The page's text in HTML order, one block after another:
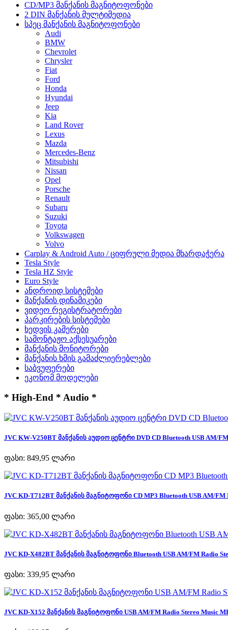
CD/MP3 მანქანის მაგნიტოფონები
2 DIN მანქანის მულტიმედია
სპეც მანქანის მაგნიტოფონები
Audi
BMW
Chevrolet
Chrysler
Fiat
Ford
Honda
Hyundai
Jeep
Kia
Land Rover
Lexus
Mazda
Mercedes-Benz
Mitsubishi
Nissan
Opel
Porsche
Renault
Subaru
Suzuki
Toyota
Volkswagen
Volvo
Carplay & Android Auto / ციფრული მედია მხარდაჭერა
Tesla Style
Tesla HZ Style
Euro Style
ანდროიდ სისტემები
მანქანის დინამიკები
ვიდეო რეგისტრატორები
პარკირების სისტემები
ხედვის კამერები
სამონტაჟო აქსესუარები
მანქანის მონიტორები
მანქანის ხმის გამაძლიერებლები
საბვუფერები
ეკონომ მოდელები
* High-End * Audio *
JVC KW-V250BT მანქანის აუდიო ცენტრი DVD CD Bluetooth USB AM/
ფასი: 849,95 ლარი
JVC KD-T712BT მანქანის მაგნიტოფონი CD MP3 Bluetooth USB AM/FM
ფასი: 365,00 ლარი
JVC KD-X482BT მანქანის მაგნიტოფონი Bluetooth USB AM/FM Radio
ფასი: 339,95 ლარი
JVC KD-X152 მანქანის მაგნიტოფონი USB AM/FM Radio Stereo Music